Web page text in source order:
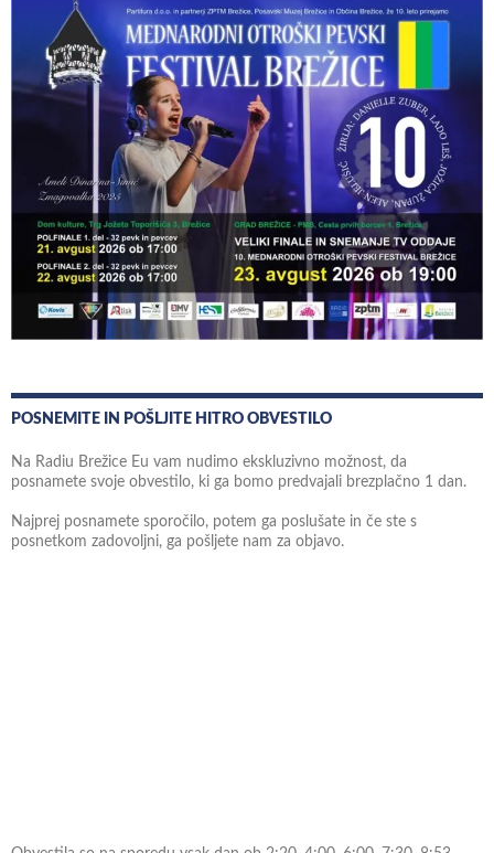
POSNEMITE IN POŠLJITE HITRO OBVESTILO
Na Radiu Brežice Eu vam nudimo ekskluzivno možnost, da
posnamete svoje obvestilo, ki ga bomo predvajali brezplačno 1 dan.
Najprej posnamete sporočilo, potem ga poslušate in če ste s
posnetkom zadovoljni, ga pošljete nam za objavo.